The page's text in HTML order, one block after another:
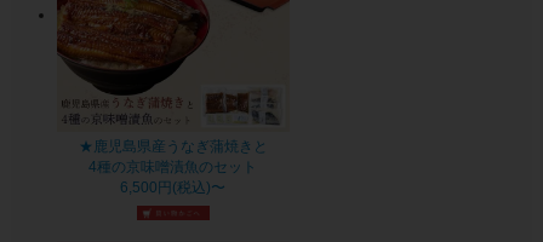
★鹿児島県産うなぎ蒲焼きと
4種の京味噌漬魚のセット
6,500円(税込)〜